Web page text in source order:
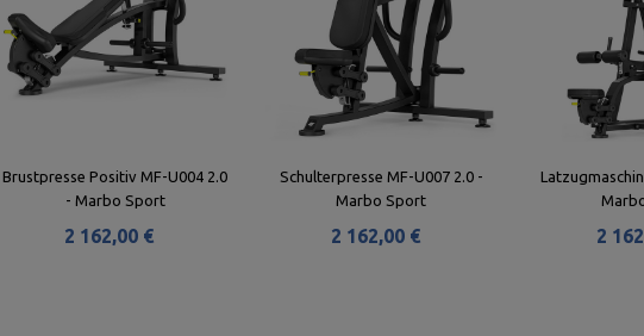
Brustpresse Positiv MF-U004 2.0
- Marbo Sport
2 162,00 €
Schulterpresse MF-U007 2.0 -
Marbo Sport
2 162,00 € 2